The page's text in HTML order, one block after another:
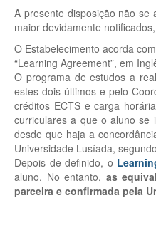
A presente disposição não
maior devidamente
O Estabelecimento acorda
“Learning Agreement”, em
O programa de estudos a
estes dois últimos e pelo
créditos ECTS e carga
curriculares a que o aluno se
desde que haja a
Universidade Lusíada,
Depois de definido, o
aluno. No entanto, as
parceira e confirmada pela